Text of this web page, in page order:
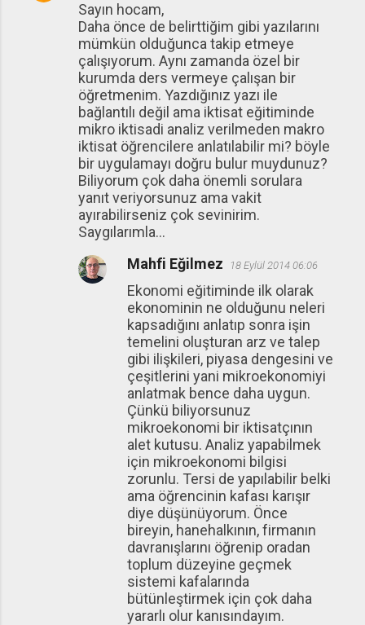
Sayın hocam,
Daha önce de belirttiğim gibi yazılarını
mümkün olduğunca takip etmeye
çalışıyorum. Aynı zamanda özel bir
kurumda ders vermeye çalışan bir
öğretmenim. Yazdığınız yazı ile
bağlantılı değil ama iktisat eğitiminde
mikro iktisadi analiz verilmeden makro
iktisat öğrencilere anlatılabilir mi? böyle
bir uygulamayı doğru bulur muydunuz?
Biliyorum çok daha önemli sorulara
yanıt veriyorsunuz ama vakit
ayırabilirseniz çok sevinirim.
Saygılarımla...
Mahfi Eğilmez 18 Eylül 2014 06:06
Ekonomi eğitiminde ilk olarak
ekonominin ne olduğunu neleri
kapsadığını anlatıp sonra işin
temelini oluşturan arz ve talep
gibi ilişkileri, piyasa dengesini ve
çeşitlerini yani mikroekonomiyi
anlatmak bence daha uygun.
Çünkü biliyorsunuz
mikroekonomi bir iktisatçının
alet kutusu. Analiz yapabilmek
için mikroekonomi bilgisi
zorunlu. Tersi de yapılabilir belki
ama öğrencinin kafası karışır
diye düşünüyorum. Önce
bireyin, hanehalkının, firmanın
davranışlarını öğrenip oradan
toplum düzeyine geçmek
sistemi kafalarında
bütünleştirmek için çok daha
yararlı olur kanısındayım.